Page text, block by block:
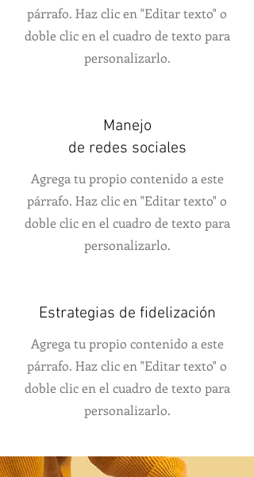
párrafo. Haz clic en "Editar texto" o
doble clic en el cuadro de texto para
personalizarlo.
Manejo
de redes sociales
Agrega tu propio contenido a este
párrafo. Haz clic en "Editar texto" o
doble clic en el cuadro de texto para
personalizarlo.
Estrategias de fidelización
Agrega tu propio contenido a este
párrafo. Haz clic en "Editar texto" o
doble clic en el cuadro de texto para
personalizarlo.